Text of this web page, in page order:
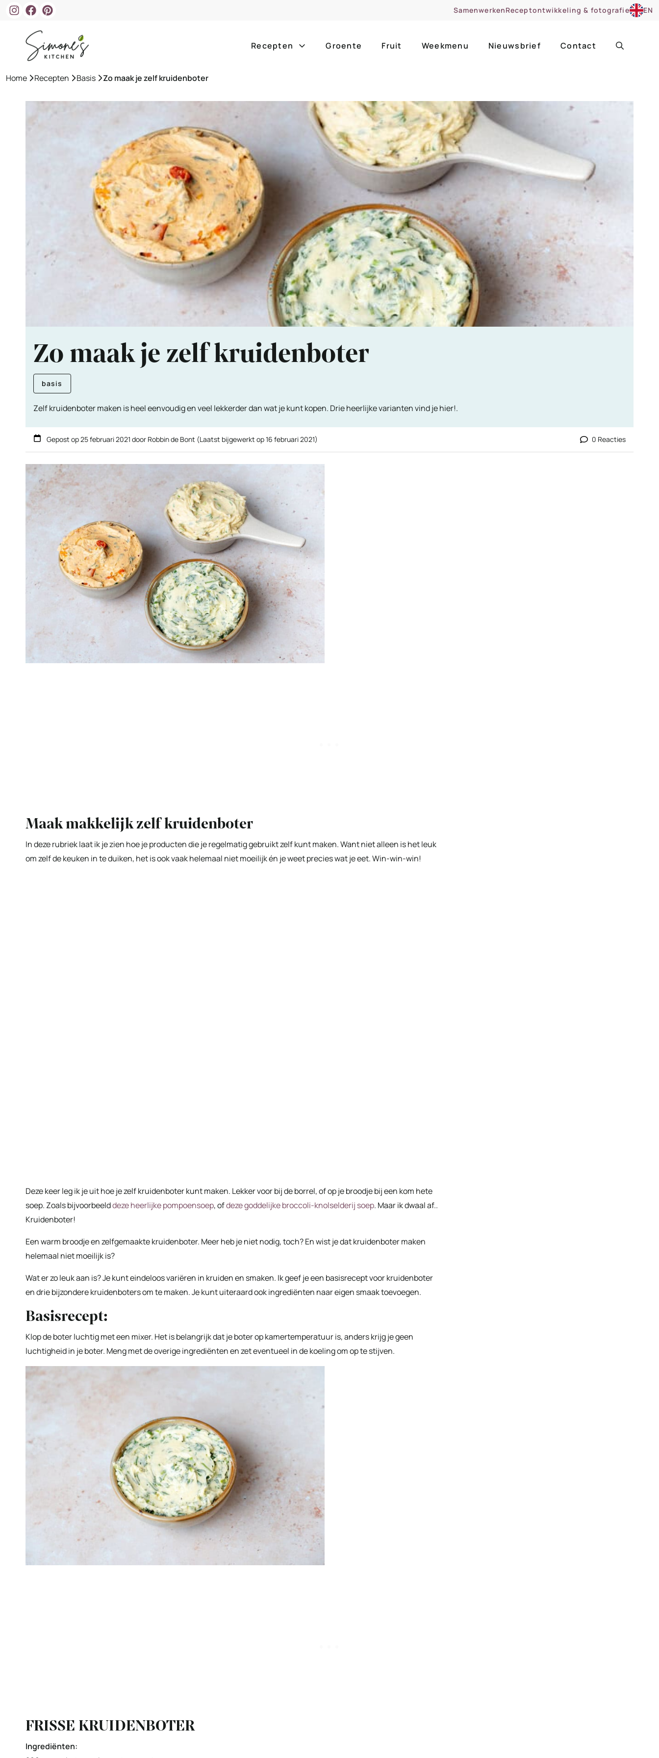
SamenwerkenReceptontwikkeling & fotografie EN
Recepten
bijgerechten
hoofdgerechten
desserts
drankjes
alle groentes
alle fruitsoorten
zomer zoet
barbecue
eenpansgerecht
slow cooker
Groente Fruit Weekmenu Nieuwsbrief Contact
Home »Recepten »Basis »Zo maak je zelf kruidenboter
Zo maak je zelf kruidenboter
basis
Zelf kruidenboter maken is heel eenvoudig en veel lekkerder dan wat je kunt kopen. Drie heerlijke varianten vind je hier!.
Gepost op25 februari 2021 door Robbin de Bont (Laatst bijgewerkt op16 februari 2021) 0 Reacties
Maak makkelijk zelf kruidenboter
In deze rubriek laat ik je zien hoe je producten die je regelmatig gebruikt zelf kunt maken. Want niet alleen is het leuk
om zelf de keuken in te duiken, het is ook vaak helemaal niet moeilijk én je weet precies wat je eet. Win-win-win!
Deze keer leg ik je uit hoe je zelf kruidenboter kunt maken. Lekker voor bij de borrel, of op je broodje bij een kom hete
soep. Zoals bijvoorbeelddeze heerlijke pompoensoep, ofdeze goddelijke broccoli-knolselderij soep. Maar ik dwaal af..
Kruidenboter!
Een warm broodje en zelfgemaakte kruidenboter. Meer heb je niet nodig, toch? En wist je dat kruidenboter maken
helemaal niet moeilijk is?
Wat er zo leuk aan is? Je kunt eindeloos variëren in kruiden en smaken. Ik geef je een basisrecept voor kruidenboter
en drie bijzondere kruidenboters om te maken. Je kunt uiteraard ook ingrediënten naar eigen smaak toevoegen.
Basisrecept:
Klop de boter luchtig met een mixer. Het is belangrijk dat je boter op kamertemperatuur is, anders krijg je geen
luchtigheid in je boter. Meng met de overige ingrediënten en zet eventueel in de koeling om op te stijven.
FRISSE KRUIDENBOTER
Ingrediënten: